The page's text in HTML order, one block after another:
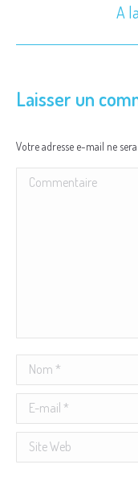
A
Laisser un
Votre adresse e-mail ne
Commentaire
Nom *
E-mail *
Site Web